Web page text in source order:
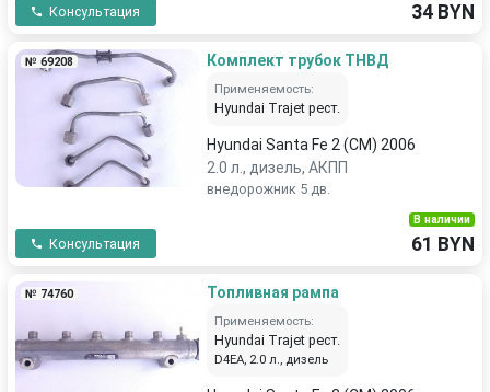
Консультация 34 BYN
№ 69208 Комплект трубок ТНВД
Применяемость:
Hyundai Trajet рест.
Hyundai Santa Fe 2 (CM) 2006
2.0 л., дизель, АКПП
внедорожник 5 дв.
Консультация
В наличии
61 BYN
№ 74760 Топливная рампа
Применяемость:
Hyundai Trajet рест.
D4EA, 2.0 л., дизель